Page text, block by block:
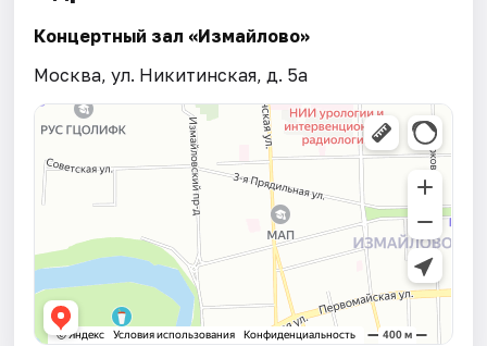
Концертный зал «Измайлово»
Москва, ул. Никитинская, д. 5а